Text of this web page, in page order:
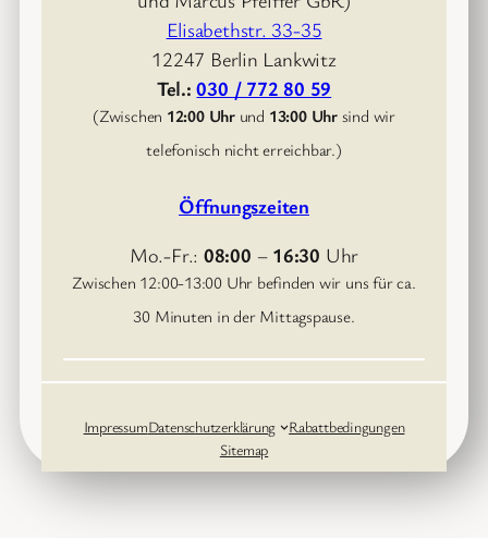
Elisabethstr. 33-35
12247 Berlin Lankwitz
Tel.:030 / 772 80 59
(Zwischen 12:00 Uhrund 13:00 Uhrsind wir
telefonisch nicht erreichbar.)
Öffnungszeiten
Mo.-Fr.: 08:00 – 16:30 Uhr
Zwischen 12:00-13:00 Uhr befinden wir uns für ca.
30 Minuten in der Mittagspause.
ImpressumDatenschutzerklärung
Rabattbedingungen
Sitemap